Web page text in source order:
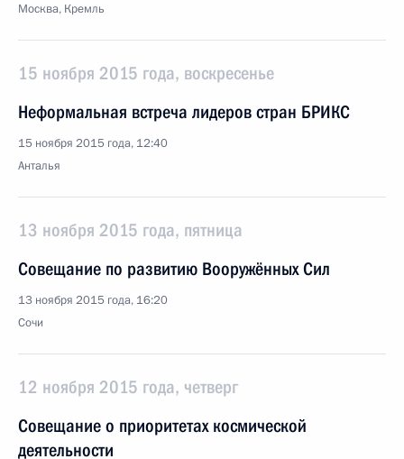
Москва, Кремль
15 ноября 2015 года, воскресенье
Неформальная встреча лидеров стран БРИКС
15 ноября 2015 года, 12:40
Анталья
13 ноября 2015 года, пятница
Совещание по развитию Вооружённых Сил
13 ноября 2015 года, 16:20
Сочи
12 ноября 2015 года, четверг
Совещание о приоритетах космической
деятельности